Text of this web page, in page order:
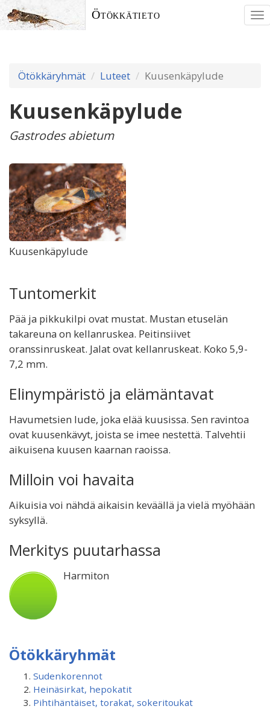
Ötökkätieto
Ötökkäryhmät Luteet Kuusenkäpylude
Kuusenkäpylude
Gastrodes abietum
Kuusenkäpylude
Tuntomerkit
Pää ja pikkukilpi ovat mustat. Mustan etuselän
takareuna on kellanruskea. Peitinsiivet
oranssinruskeat. Jalat ovat kellanruskeat. Koko 5,9-
7,2 mm.
Elinympäristö ja elämäntavat
Havumetsien lude, joka elää kuusissa. Sen ravintoa
ovat kuusenkävyt, joista se imee nestettä. Talvehtii
aikuisena kuusen kaarnan raoissa.
Milloin voi havaita
Aikuisia voi nähdä aikaisin keväällä ja vielä myöhään
syksyllä.
Merkitys puutarhassa
Harmiton
Ötökkäryhmät
Sudenkorennot
Heinäsirkat, hepokatit
Pihtihäntäiset, torakat, sokeritoukat